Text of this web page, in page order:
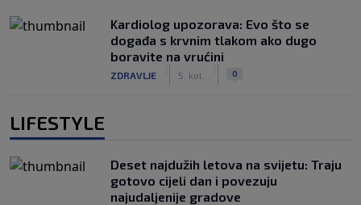
Kardiolog upozorava: Evo što se
događa s krvnim tlakom ako dugo
boravite na vrućini
ZDRAVLJE 5. kol. 0
LIFESTYLE
Deset najdužih letova na svijetu: Traju
gotovo cijeli dan i povezuju
najudaljenije gradove